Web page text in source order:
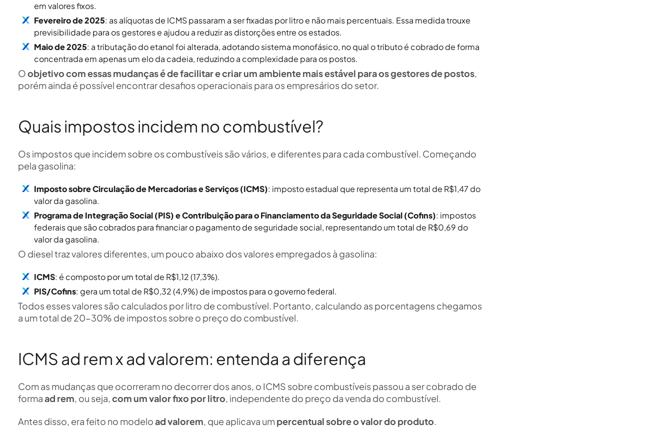
em valores fixos.
Fevereiro de 2025: as alíquotas de ICMS passaram a ser fixadas por litro e não mais percentuais. Essa medida trouxe
previsibilidade para os gestores e ajudou a reduzir as distorções entre os estados.
Maio de 2025: a tributação do etanol foi alterada, adotando sistema monofásico, no qual o tributo é cobrado de forma
concentrada em apenas um elo da cadeia, reduzindo a complexidade para os postos.
Oobjetivo com essas mudanças é de facilitar e criar um ambiente mais estável para os gestores de postos,
porém ainda é possível encontrar desafios operacionais para os empresários do setor.
Quais impostos incidem no combustível?
Os impostos que incidem sobre os combustíveis são vários, e diferentes para cada combustível. Começando
pela gasolina:
Imposto sobre Circulação de Mercadorias e Serviços (ICMS): imposto estadual que representa um total de R$1,47 do
valor da gasolina.
Programa de Integração Social (PIS) e Contribuição para o Financiamento da Seguridade Social (Cofins): impostos
federais que são cobrados para financiar o pagamento de seguridade social, representando um total de R$0,69 do
valor da gasolina.
O diesel traz valores diferentes, um pouco abaixo dos valores empregados à gasolina:
ICMS: é composto por um total de R$1,12 (17,3%).
PIS/Cofins: gera um total de R$0,32 (4,9%) de impostos para o governo federal.
Todos esses valores são calculados por litro de combustível. Portanto, calculando as porcentagens chegamos
a um total de 20-30% de impostos sobre o preço do combustível.
ICMS ad rem x ad valorem: entenda a diferença
Com as mudanças que ocorreram no decorrer dos anos, o ICMS sobre combustíveis passou a ser cobrado de
formaad rem, ou seja,com um valor fixo por litro, independente do preço da venda do combustível.
Antes disso, era feito no modeload valorem, que aplicava umpercentual sobre o valor do produto.